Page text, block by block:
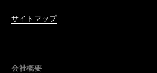
サイトマップ
会社概要